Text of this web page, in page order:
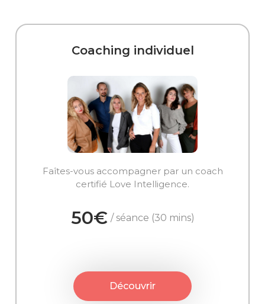
Coaching individuel
Faîtes-vous accompagner par un coach
certifié Love Intelligence.
50€ / séance (30 mins)
Découvrir